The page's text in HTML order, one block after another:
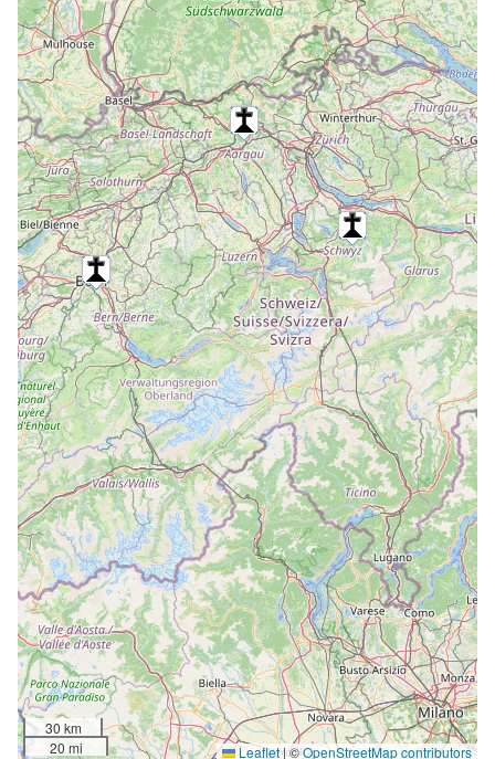
30 km
20 mi
Leaflet|©OpenStreetMap contributors